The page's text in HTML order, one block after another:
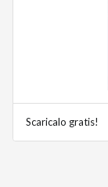
Scaricalo gratis!